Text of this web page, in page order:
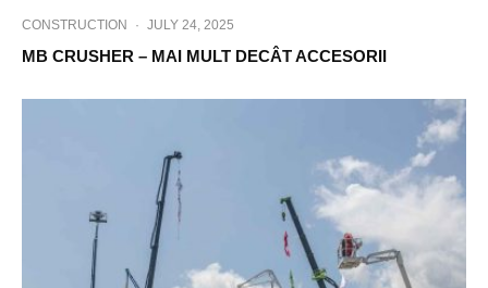
CONSTRUCTION · JULY 24, 2025
MB CRUSHER – MAI MULT DECÂT ACCESORII